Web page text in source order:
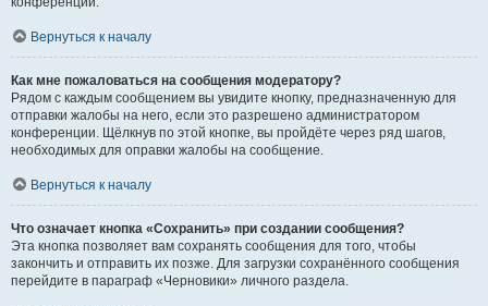
Вернуться к началу
Как мне пожаловаться на сообщения модератору?
Рядом с каждым сообщением вы увидите кнопку, предназначенную для
отправки жалобы на него, если это разрешено администратором
конференции. Щёлкнув по этой кнопке, вы пройдёте через ряд шагов,
необходимых для оправки жалобы на сообщение.
Вернуться к началу
Что означает кнопка «Сохранить» при создании сообщения?
Эта кнопка позволяет вам сохранять сообщения для того, чтобы
закончить и отправить их позже. Для загрузки сохранённого сообщения
перейдите в параграф «Черновики» личного раздела.